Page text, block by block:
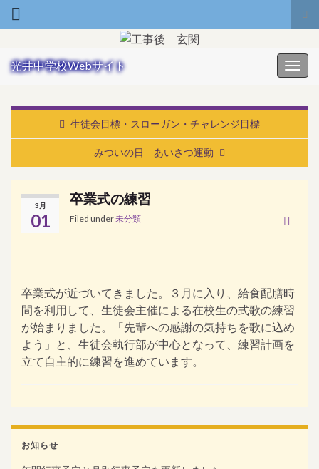
Search for:
光井中学校Webサイト
生徒会目標・スローガン・チャレンジ目標
みついの日 あいさつ運動
3月
01
卒業式の練習
Filed under未分類
卒業式が近づいてきました。３月に入り、給食配膳時
間を利用して、生徒会主催による在校生の式歌の練習
が始まりました。「先輩への感謝の気持ちを歌に込め
よう」と、生徒会執行部が中心となって、練習計画を
立て自主的に練習を進めています。
お知らせ